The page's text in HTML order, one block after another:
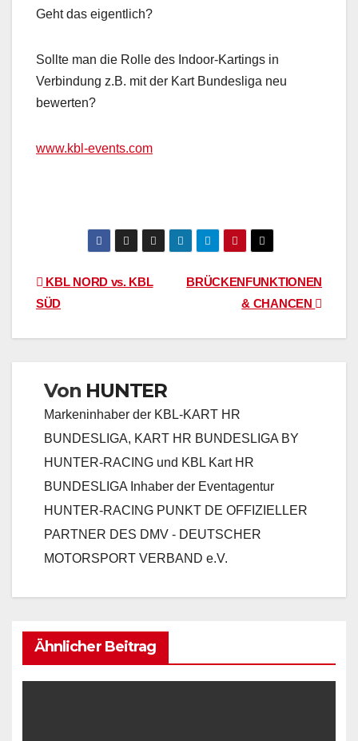
Geht das eigentlich?
Sollte man die Rolle des Indoor-Kartings in
Verbindung z.B. mit der Kart Bundesliga neu
bewerten?
www.kbl-events.com
Beitragsnavigation
BRÜCKENFUNKTIONEN
& CHANCEN
KBL NORD vs. KBL
SÜD
Von HUNTER
Markeninhaber der KBL-KART HR
BUNDESLIGA, KART HR BUNDESLIGA BY
HUNTER-RACING und KBL Kart HR
BUNDESLIGA Inhaber der Eventagentur
HUNTER-RACING PUNKT DE OFFIZIELLER
PARTNER DES DMV - DEUTSCHER
MOTORSPORT VERBAND e.V.
Ähnlicher Beitrag